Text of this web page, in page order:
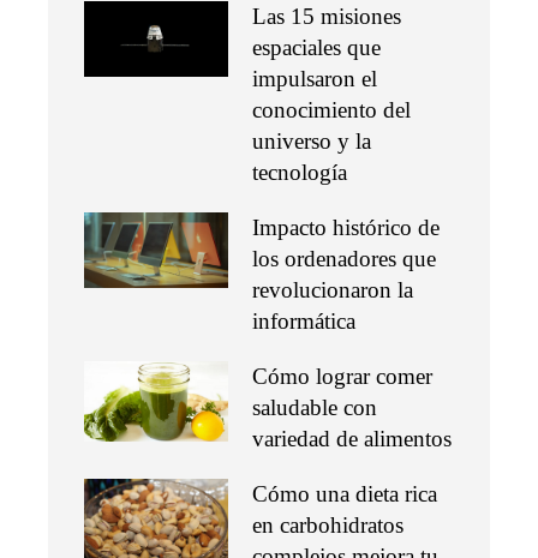
Las 15 misiones
espaciales que
impulsaron el
conocimiento del
universo y la
tecnología
Impacto histórico de
los ordenadores que
revolucionaron la
informática
Cómo lograr comer
saludable con
variedad de alimentos
Cómo una dieta rica
en carbohidratos